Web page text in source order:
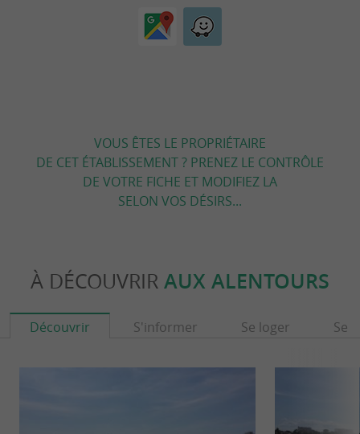
VOUS ÊTES LE PROPRIÉTAIRE
DE CET ÉTABLISSEMENT ? PRENEZ LE CONTRÔLE
DE VOTRE FICHE ET MODIFIEZ LA
SELON VOS DÉSIRS...
À DÉCOUVRIR AUX ALENTOURS
Découvrir S'informer Se loger Se